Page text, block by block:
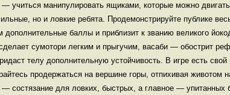
учиться манипулировать ящиками, которые можно
но и ловкие ребята. Продемонстрируйте публике
баллы и приблизит к званию великого
сумотори легким и прыгучим, васаби — обострит
телу дополнительную устойчивость. В игре есть свой
продержаться на вершине горы, отпихивая животом
— состязание для ловких, быстрых, а главное — упитанных